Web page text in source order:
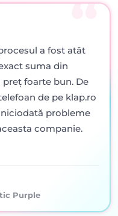
a fost atât
suma din
preț foarte bun. De
de pe klap.ro
probleme
companie.
Purple